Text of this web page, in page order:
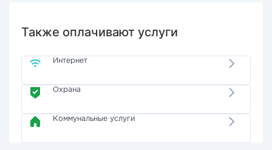
Также оплачивают услуги
Интернет
Охрана
Коммунальные услуги